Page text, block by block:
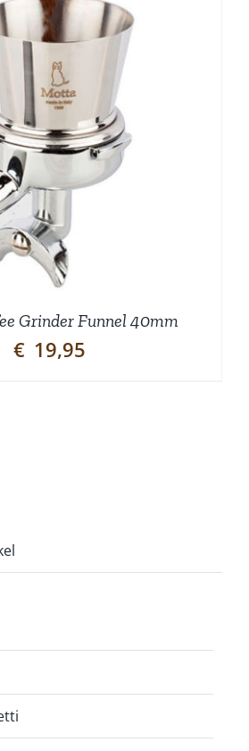
Grinder Funnel 40mm
€ 19,95